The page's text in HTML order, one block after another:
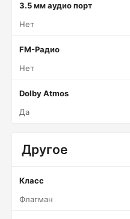
3.5 мм аудио порт
Нет
FM-Радио
Нет
Dolby Atmos
Да
Другое
Класс
Флагман